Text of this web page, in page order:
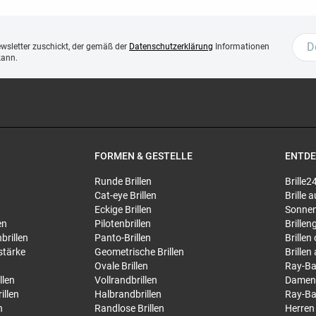
zuschickt, der gemäß der Datenschutzerklärung Informationen
FORMEN & GESTELLE
Runde Brillen
Cat-eye Brillen
Eckige Brillen
Pilotenbrillen
Panto-Brillen
Geometrische Brillen
Ovale Brillen
Vollrandbrillen
Halbrandbrillen
Randlose Brillen
Brille
Brillen
Brillen
Ray-
Damen
Ray-
Herren